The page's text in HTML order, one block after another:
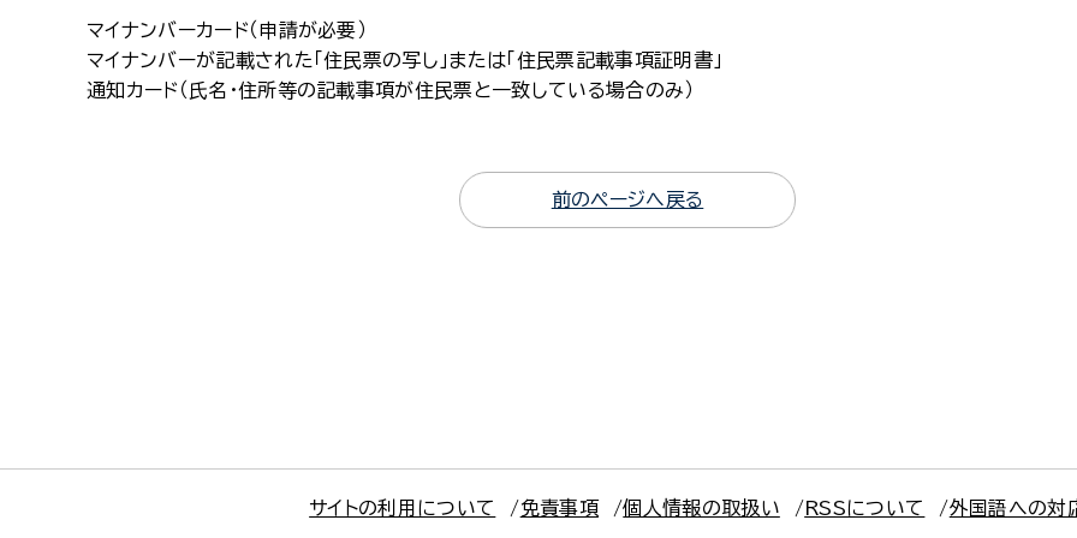
マイナンバーカード（申請が必要）
マイナンバーが記載された「住民票の写し」または「住民票記載事項証明書」
通知カード（氏名・住所等の記載事項が住民票と一致している場合のみ）
前のページへ戻る
サイトの利用について 免責事項 個人情報の取扱い RSSについて 外国語への対